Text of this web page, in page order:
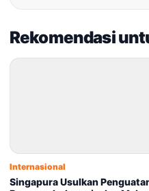
Rekomendasi
Internasional
Singapura Usulkan